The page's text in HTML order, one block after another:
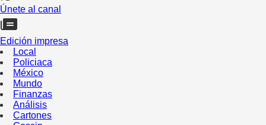
Únete al canal
Edición impresa
Local
Policiaca
México
Mundo
Finanzas
Análisis
Cartones